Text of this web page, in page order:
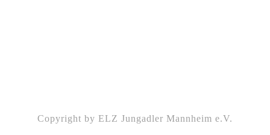
Copyright by ELZ Jungadler Mannheim e.V.